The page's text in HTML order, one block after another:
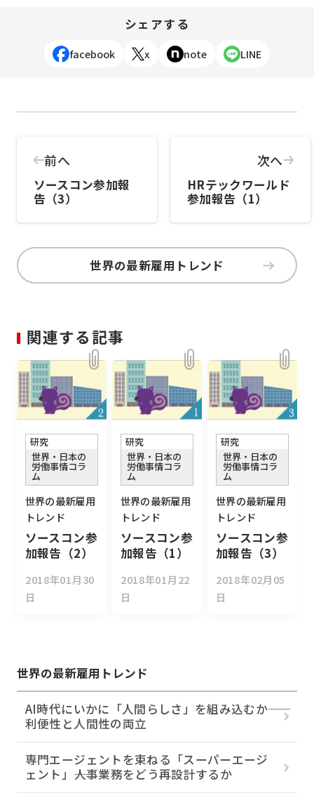
シェアする
facebook x note LINE
前へ
ソースコン参加報
告（3）
次へ
HRテックワールド
参加報告（1）
世界の最新雇用トレンド
関連する記事
研究
世界・日本の
労働事情コラ
ム
世界の最新雇用
トレンド
ソースコン参
加報告（2）
2018年01月30
日
研究
世界・日本の
労働事情コラ
ム
世界の最新雇用
トレンド
ソースコン参
加報告（1）
2018年01月22
日
研究
世界・日本の
労働事情コラ
ム
世界の最新雇用
トレンド
ソースコン参
加報告（3）
2018年02月05
日
世界の最新雇用トレンド
AI時代にいかに「人間らしさ」を組み込むか――
利便性と人間性の両立
専門エージェントを束ねる「スーパーエージ
ェント」――人事業務をどう再設計するか